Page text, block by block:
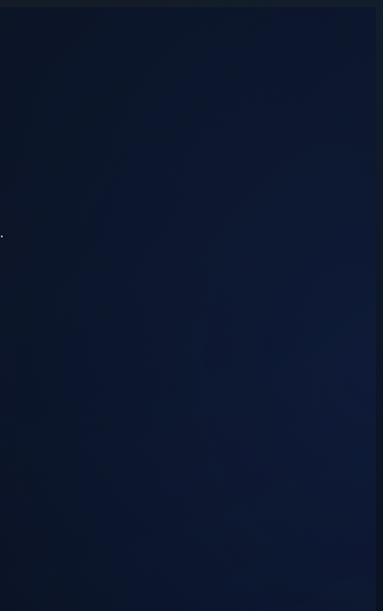
أوامر صوتية وإنشاء Leads وتحريك Deals وProperty matching واستخراج نية واتساب وCEO coaching — AI جوه نظام التشغيل، مش مضاف برّه.